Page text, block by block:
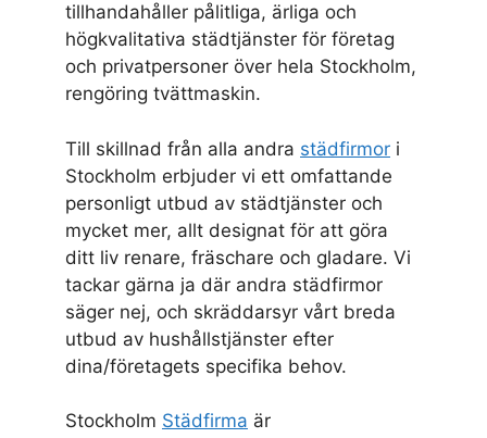
tillhandahåller pålitliga, ärliga och
högkvalitativa städtjänster för företag
och privatpersoner över hela Stockholm,
rengöring tvättmaskin.
Till skillnad från alla andra städfirmor i
Stockholm erbjuder vi ett omfattande
personligt utbud av städtjänster och
mycket mer, allt designat för att göra
ditt liv renare, fräschare och gladare. Vi
tackar gärna ja där andra städfirmor
säger nej, och skräddarsyr vårt breda
utbud av hushållstjänster efter
dina/företagets specifika behov.
Stockholm Städfirma är